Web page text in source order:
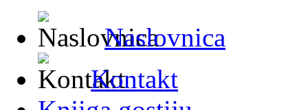
Naslovnica
Kontakt